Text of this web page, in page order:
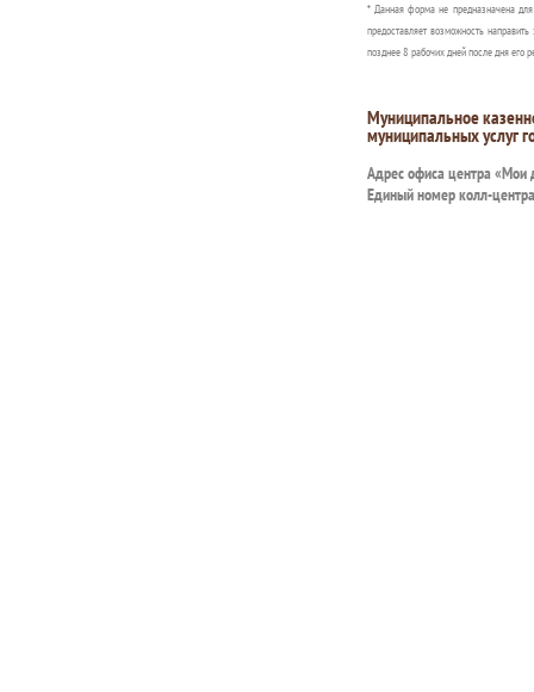
* Данная форма не предназначена
предоставляет возможность
позднее 8 рабочих дней после дня его
Муниципальное
муниципальных услуг
Адрес офиса центра «Мои
Единый номер колл-